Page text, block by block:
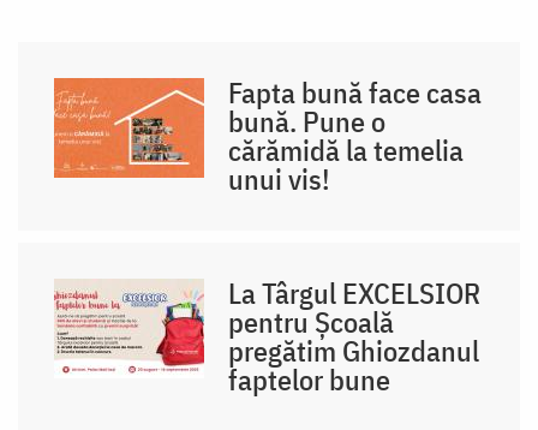
Fapta bună face casa
bună. Pune o
cărămidă la temelia
unui vis!
La Târgul EXCELSIOR
pentru Școală
pregătim Ghiozdanul
faptelor bune